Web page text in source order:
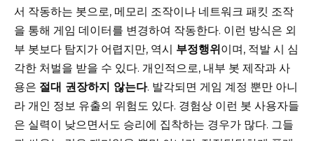
서 작동하는 봇으로, 메모리 조작이나 네트워크 패킷 조작
을 통해 게임 데이터를 변경하여 작동한다. 이런 방식은 외
부 봇보다 탐지가 어렵지만, 역시 부정행위이며, 적발 시 심
각한 처벌을 받을 수 있다. 개인적으로, 내부 봇 제작과 사
용은 절대 권장하지 않는다. 발각되면 게임 계정 뿐만 아니
라 개인 정보 유출의 위험도 있다. 경험상 이런 봇 사용자들
은 실력이 낮으면서도 승리에 집착하는 경우가 많다. 그들